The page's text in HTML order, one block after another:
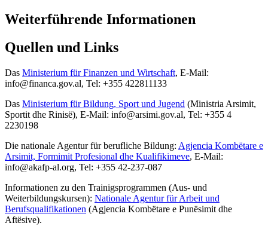
Weiterführende Informationen
Quellen und Links
Das Ministerium für Finanzen und Wirtschaft, E-Mail:
info@financa.gov.al, Tel: +355 422811133
Das Ministerium für Bildung, Sport und Jugend (Ministria Arsimit,
Sportit dhe Rinisë), E-Mail: info@arsimi.gov.al, Tel: +355 4
2230198
Die nationale Agentur für berufliche Bildung: Agjencia Kombëtare e
Arsimit, Formimit Profesional dhe Kualifikimeve, E-Mail:
info@akafp-al.org, Tel: +355 42-237-087
Informationen zu den Trainigsprogrammen (Aus- und
Weiterbildungskursen): Nationale Agentur für Arbeit und
Berufsqualifikationen (Agjencia Kombëtare e Punësimit dhe
Aftësive).